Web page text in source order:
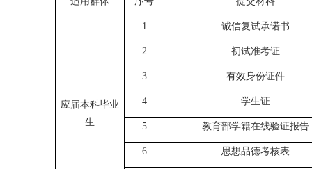
序号 提交材料
应届本科毕业
1 诚信复试承诺书
2 初试准考证
3 有效身份证件
4 学生证
5 教育部学籍在线验证报